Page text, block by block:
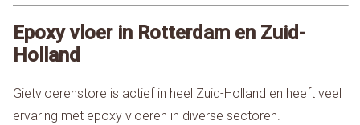
Epoxy vloer in Rotterdam en Zuid-
Holland
Gietvloerenstore is actief in heel Zuid-Holland en heeft veel
ervaring met epoxy vloeren in diverse sectoren.